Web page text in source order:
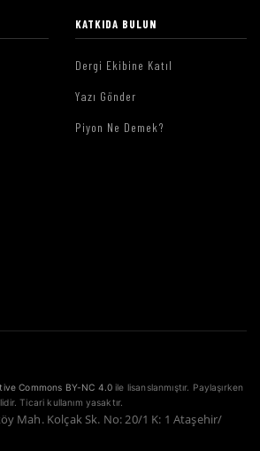
KATKIDA BULUN
Dergi Ekibine Katıl
Yazı Gönder
Piyon Ne Demek?
Commons BY-NC 4.0 ile lisanslanmıştır. Paylaşırken
Ticari kullanım yasaktır.
Mah. Kolçak Sk. No: 20/1 K: 1 Ataşehir/